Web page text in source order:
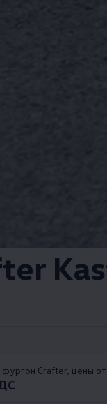
фургон Crafter, цены от